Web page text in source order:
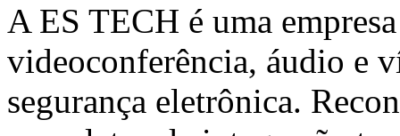
A ES TECH é uma
videoconferência, áudio e
segurança eletrônica.